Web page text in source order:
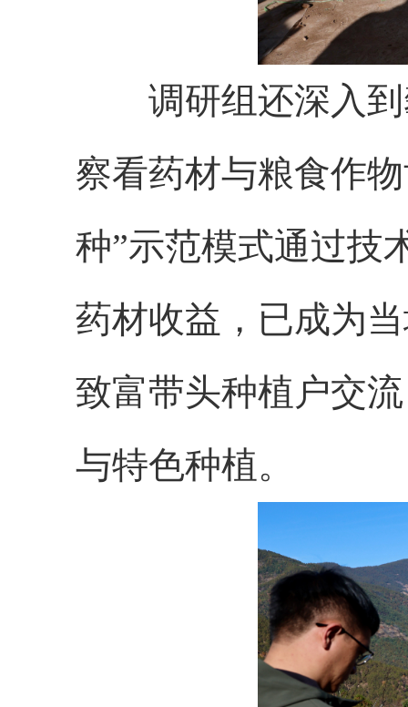
调研组还深入
察看药材与粮食作
种”示范模式通过技
药材收益，已成为
致富带头种植户交
与特色种植。